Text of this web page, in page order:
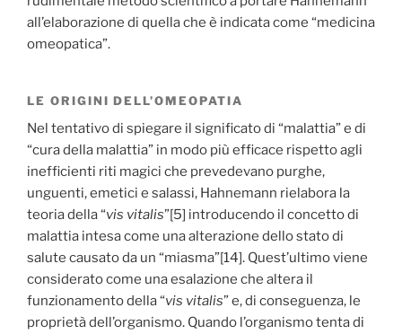
all’elaborazione di quella che è indicata come “medicina
omeopatica”.
LE ORIGINI DELL’OMEOPATIA
Nel tentativo di spiegare il significato di “malattia” e di
“cura della malattia” in modo più efficace rispetto agli
inefficienti riti magici che prevedevano purghe,
unguenti, emetici e salassi, Hahnemann rielabora la
teoria della “vis vitalis”[5] introducendo il concetto di
malattia intesa come una alterazione dello stato di
salute causato da un “miasma”[14]. Quest’ultimo viene
considerato come una esalazione che altera il
funzionamento della “vis vitalis” e, di conseguenza, le
proprietà dell’organismo. Quando l’organismo tenta di